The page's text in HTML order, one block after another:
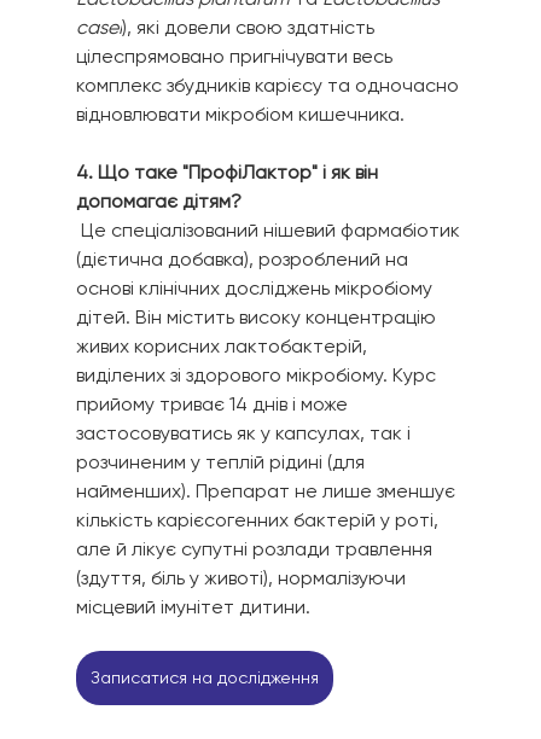
casei), які довели свою здатність
цілеспрямовано пригнічувати весь
комплекс збудників карієсу та одночасно
відновлювати мікробіом кишечника.
4. Що таке "ПрофіЛактор" і як він
допомагає дітям?
Це спеціалізований нішевий фармабіотик
(дієтична добавка), розроблений на
основі клінічних досліджень мікробіому
дітей. Він містить високу концентрацію
живих корисних лактобактерій,
виділених зі здорового мікробіому. Курс
прийому триває 14 днів і може
застосовуватись як у капсулах, так і
розчиненим у теплій рідині (для
найменших). Препарат не лише зменшує
кількість карієсогенних бактерій у роті,
але й лікує супутні розлади травлення
(здуття, біль у животі), нормалізуючи
місцевий імунітет дитини.
Записатися на дослідження